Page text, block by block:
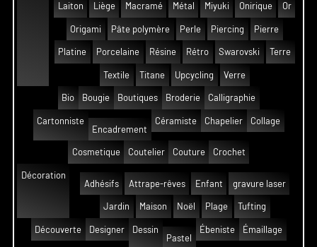
Laiton Liège Macramé Métal Miyuki Onirique Or
Origami Pâte polymère Perle Piercing Pierre
Platine Porcelaine Résine Rétro Swarovski Terre
Textile Titane Upcycling Verre
Bio Bougie Boutiques Broderie Calligraphie
Cartonniste
Encadrement
Céramiste Chapelier Collage
Cosmetique Coutelier Couture Crochet
Décoration
Adhésifs
Attrape-rêves Enfant gravure laser
Jardin Maison Noël Plage Tufting
Découverte Designer
Dessin
Pastel
Ébeniste Émaillage